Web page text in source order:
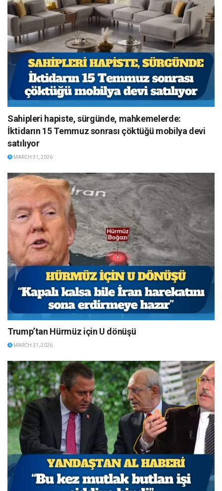
Sahipleri hapiste, sürgünde, mahkemelerde:
İktidarın 15 Temmuz sonrası çöktüğü mobilya devi
satılıyor
MARCH 31, 2026
Trump’tan Hürmüz için U dönüşü
MARCH 31, 2026